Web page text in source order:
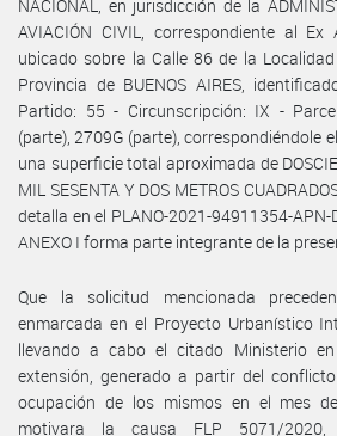
NACIONAL, en jurisdicción de la
AVIACIÓN CIVIL, correspondiente al Ex
ubicado sobre la Calle 86 de la Localidad
Provincia de BUENOS AIRES,
Partido: 55 - Circunscripción: IX -
(parte), 2709G (parte), correspondiéndole
una superficie total aproximada de
MIL SESENTA Y DOS METROS
detalla en el PLANO-2021-94911354-APN-
ANEXO I forma parte integrante de la
Que la solicitud mencionada
enmarcada en el Proyecto Urbanístico
llevando a cabo el citado Ministerio
extensión, generado a partir del
ocupación de los mismos en el mes
motivara la causa FLP 5071/2020,